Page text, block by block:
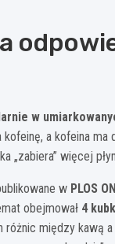
w
a kofeina ma
„zabiera” więcej
w PLOS
obejmował 4
między kawą